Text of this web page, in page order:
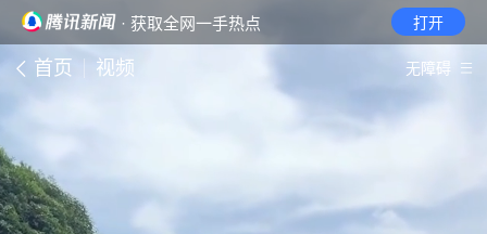
· 获取全网一手热点 打开
首页 视频 无障碍